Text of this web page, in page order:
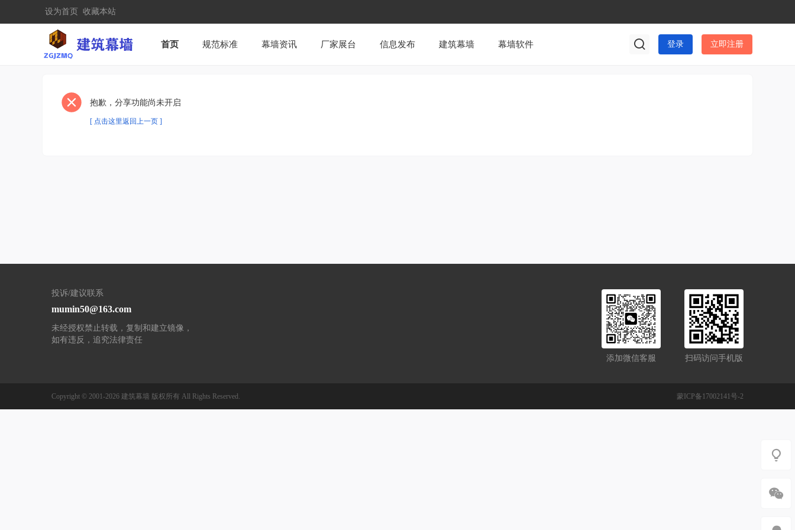
设为首页 收藏本站
首页 规范标准 幕墙资讯 厂家展台 信息发布 建筑幕墙 幕墙软件 登录 立即注册
抱歉，分享功能尚未开启
[ 点击这里返回上一页 ]
投诉/建议联系
mumin50@163.com
未经授权禁止转载，复制和建立镜像，
如有违反，追究法律责任
扫码访问手机版
添加微信客服
Copyright © 2001-2026 建筑幕墙 版权所有 All Rights Reserved. 蒙ICP备17002141号-2